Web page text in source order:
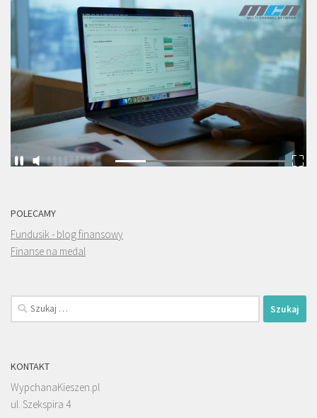
POLECAMY
Fundusik - blog finansowy
Finanse na medal
Szukaj:
KONTAKT
WypchanaKieszen.pl
ul. Szekspira 4